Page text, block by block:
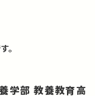
。
学部 教養教育高